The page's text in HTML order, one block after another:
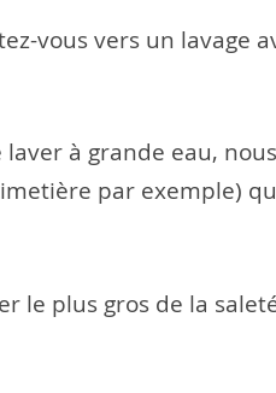
vous vers un lavage
à grande eau,
par exemple)
le plus gros de la